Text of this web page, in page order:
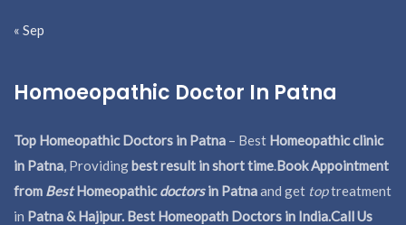
« Sep
Homoeopathic Doctor In Patna
Top Homeopathic Doctors in Patna – Best Homeopathic clinic
in Patna, Providingbest result in short time.Book Appointment
from BestHomeopathicdoctorsin Patnaand get toptreatment
in Patna & Hajipur. Best Homeopath Doctors in India.Call Us